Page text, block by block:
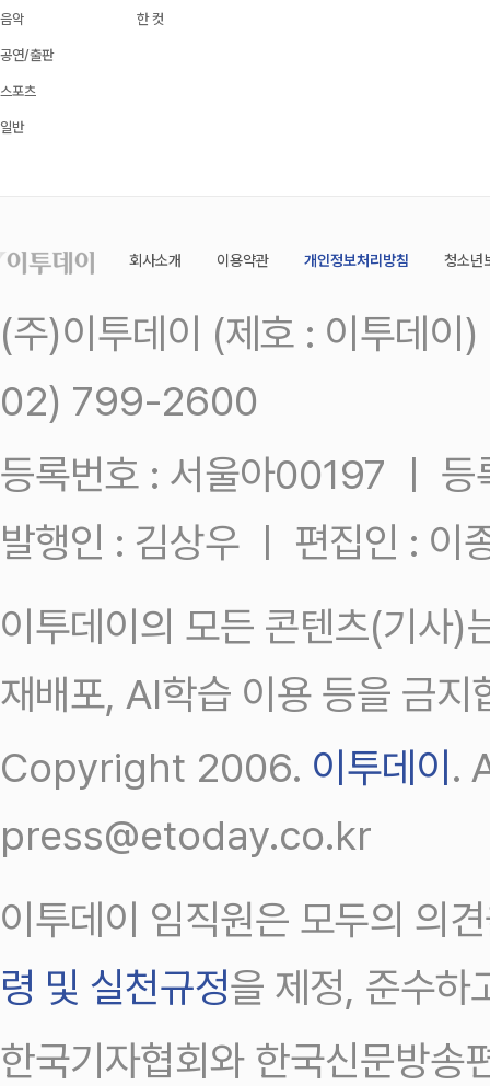
음악
공연/출판
스포츠
일반
한 컷
회사소개 이용약관 개인정보처리방침 청소년
(주)이투데이 (제호 : 이투데
02) 799-2600
등록번호 : 서울아00197 ㅣ
발행인 : 김상우 ㅣ 편집인 : 이
이투데이의 모든 콘텐츠(기사)
재배포, AI학습 이용 등을 금지
Copyright 2006. 이투데이.
press@etoday.co.kr
이투데이 임직원은 모두의 의
령 및 실천규정을 제정, 준수하
한국기자협회와 한국신문방송